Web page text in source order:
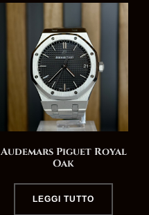
al
recente
Audemars Piguet Royal
Oak
LEGGI TUTTO